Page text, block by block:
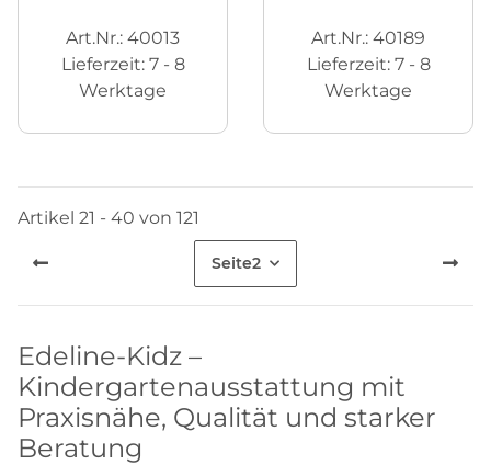
Art.Nr.: 40013
Lieferzeit: 7 - 8
Werktage
Art.Nr.: 40189
Lieferzeit: 7 - 8
Werktage
Artikel 21 - 40 von 121
Seite2
Edeline-Kidz –
Kindergartenausstattung mit
Praxisnähe, Qualität und starker
Beratung